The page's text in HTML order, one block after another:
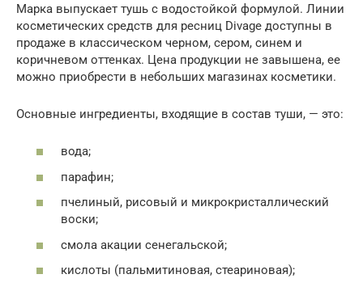
Марка выпускает тушь с водостойкой формулой. Линии
косметических средств для ресниц Divage доступны в
продаже в классическом черном, сером, синем и
коричневом оттенках. Цена продукции не завышена, ее
можно приобрести в небольших магазинах косметики.
Основные ингредиенты, входящие в состав туши, — это:
вода;
парафин;
пчелиный, рисовый и микрокристаллический
воски;
смола акации сенегальской;
кислоты (пальмитиновая, стеариновая);